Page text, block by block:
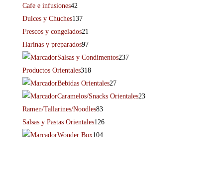
Cafe e infusiones42
Dulces y Chuches137
Frescos y congelados21
Harinas y preparados97
Salsas y Condimentos237
Productos Orientales318
Bebidas Orientales27
Caramelos/Snacks Orientales23
Ramen/Tallarines/Noodles83
Salsas y Pastas Orientales126
Wonder Box104